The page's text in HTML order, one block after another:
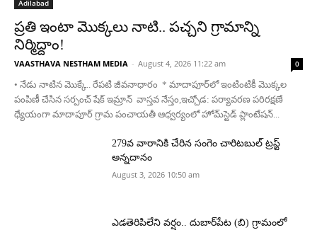
Adilabad
ప్రతి ఇంటా మొక్కలు నాటి.. పచ్చని గ్రామాన్ని
నిర్మిద్దాం!
VAASTHAVA NESTHAM MEDIA - August 4, 2026 11:22 am 0
• నేడు నాటిన మొక్కే.. రేపటి జీవనాధారం * మాదాపూర్‌లో ఇంటింటికీ మొక్కల
పంపిణీ చేసిన సర్పంచ్ షేక్ ఇమ్రాన్ వాస్తవ నేస్తం,ఇచ్చోడ: పర్యావరణ పరిరక్షణే
ధ్యేయంగా మాదాపూర్ గ్రామ పంచాయతీ ఆధ్వర్యంలో హోమ్‌స్టెడ్ ప్లాంటేషన్...
279వ వారానికి చేరిన సంగెం చారిటబుల్ ట్రస్ట్
అన్నదానం
August 3, 2026 10:50 am
ఎడతెరిపిలేని వర్షం.. దుబార్‌పేట (బి) గ్రామంలో